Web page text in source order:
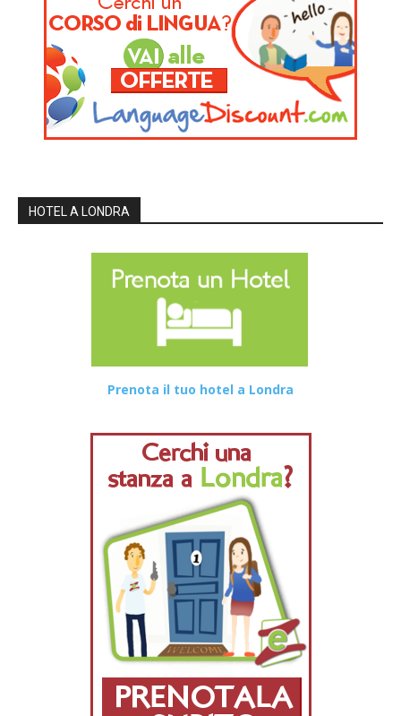
HOTEL A LONDRA
Prenota il tuo hotel a Londra